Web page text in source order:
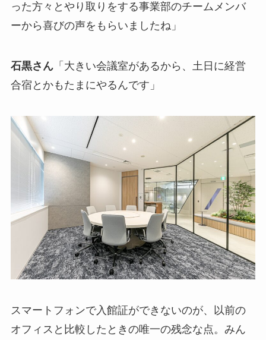
った方々とやり取りをする事業部のチームメンバ
ーから喜びの声をもらいましたね」
石黒さん「大きい会議室があるから、土日に経営
合宿とかもたまにやるんです」
スマートフォンで入館証ができないのが、以前の
オフィスと比較したときの唯一の残念な点。みん